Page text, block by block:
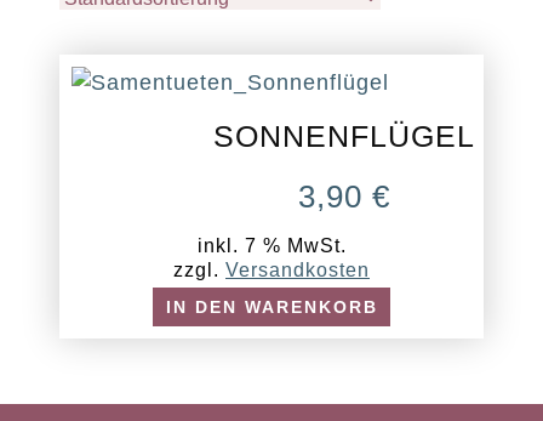
SONNENFLÜGEL
3,90€
inkl. 7 % MwSt.
zzgl. Versandkosten
IN DEN WARENKORB